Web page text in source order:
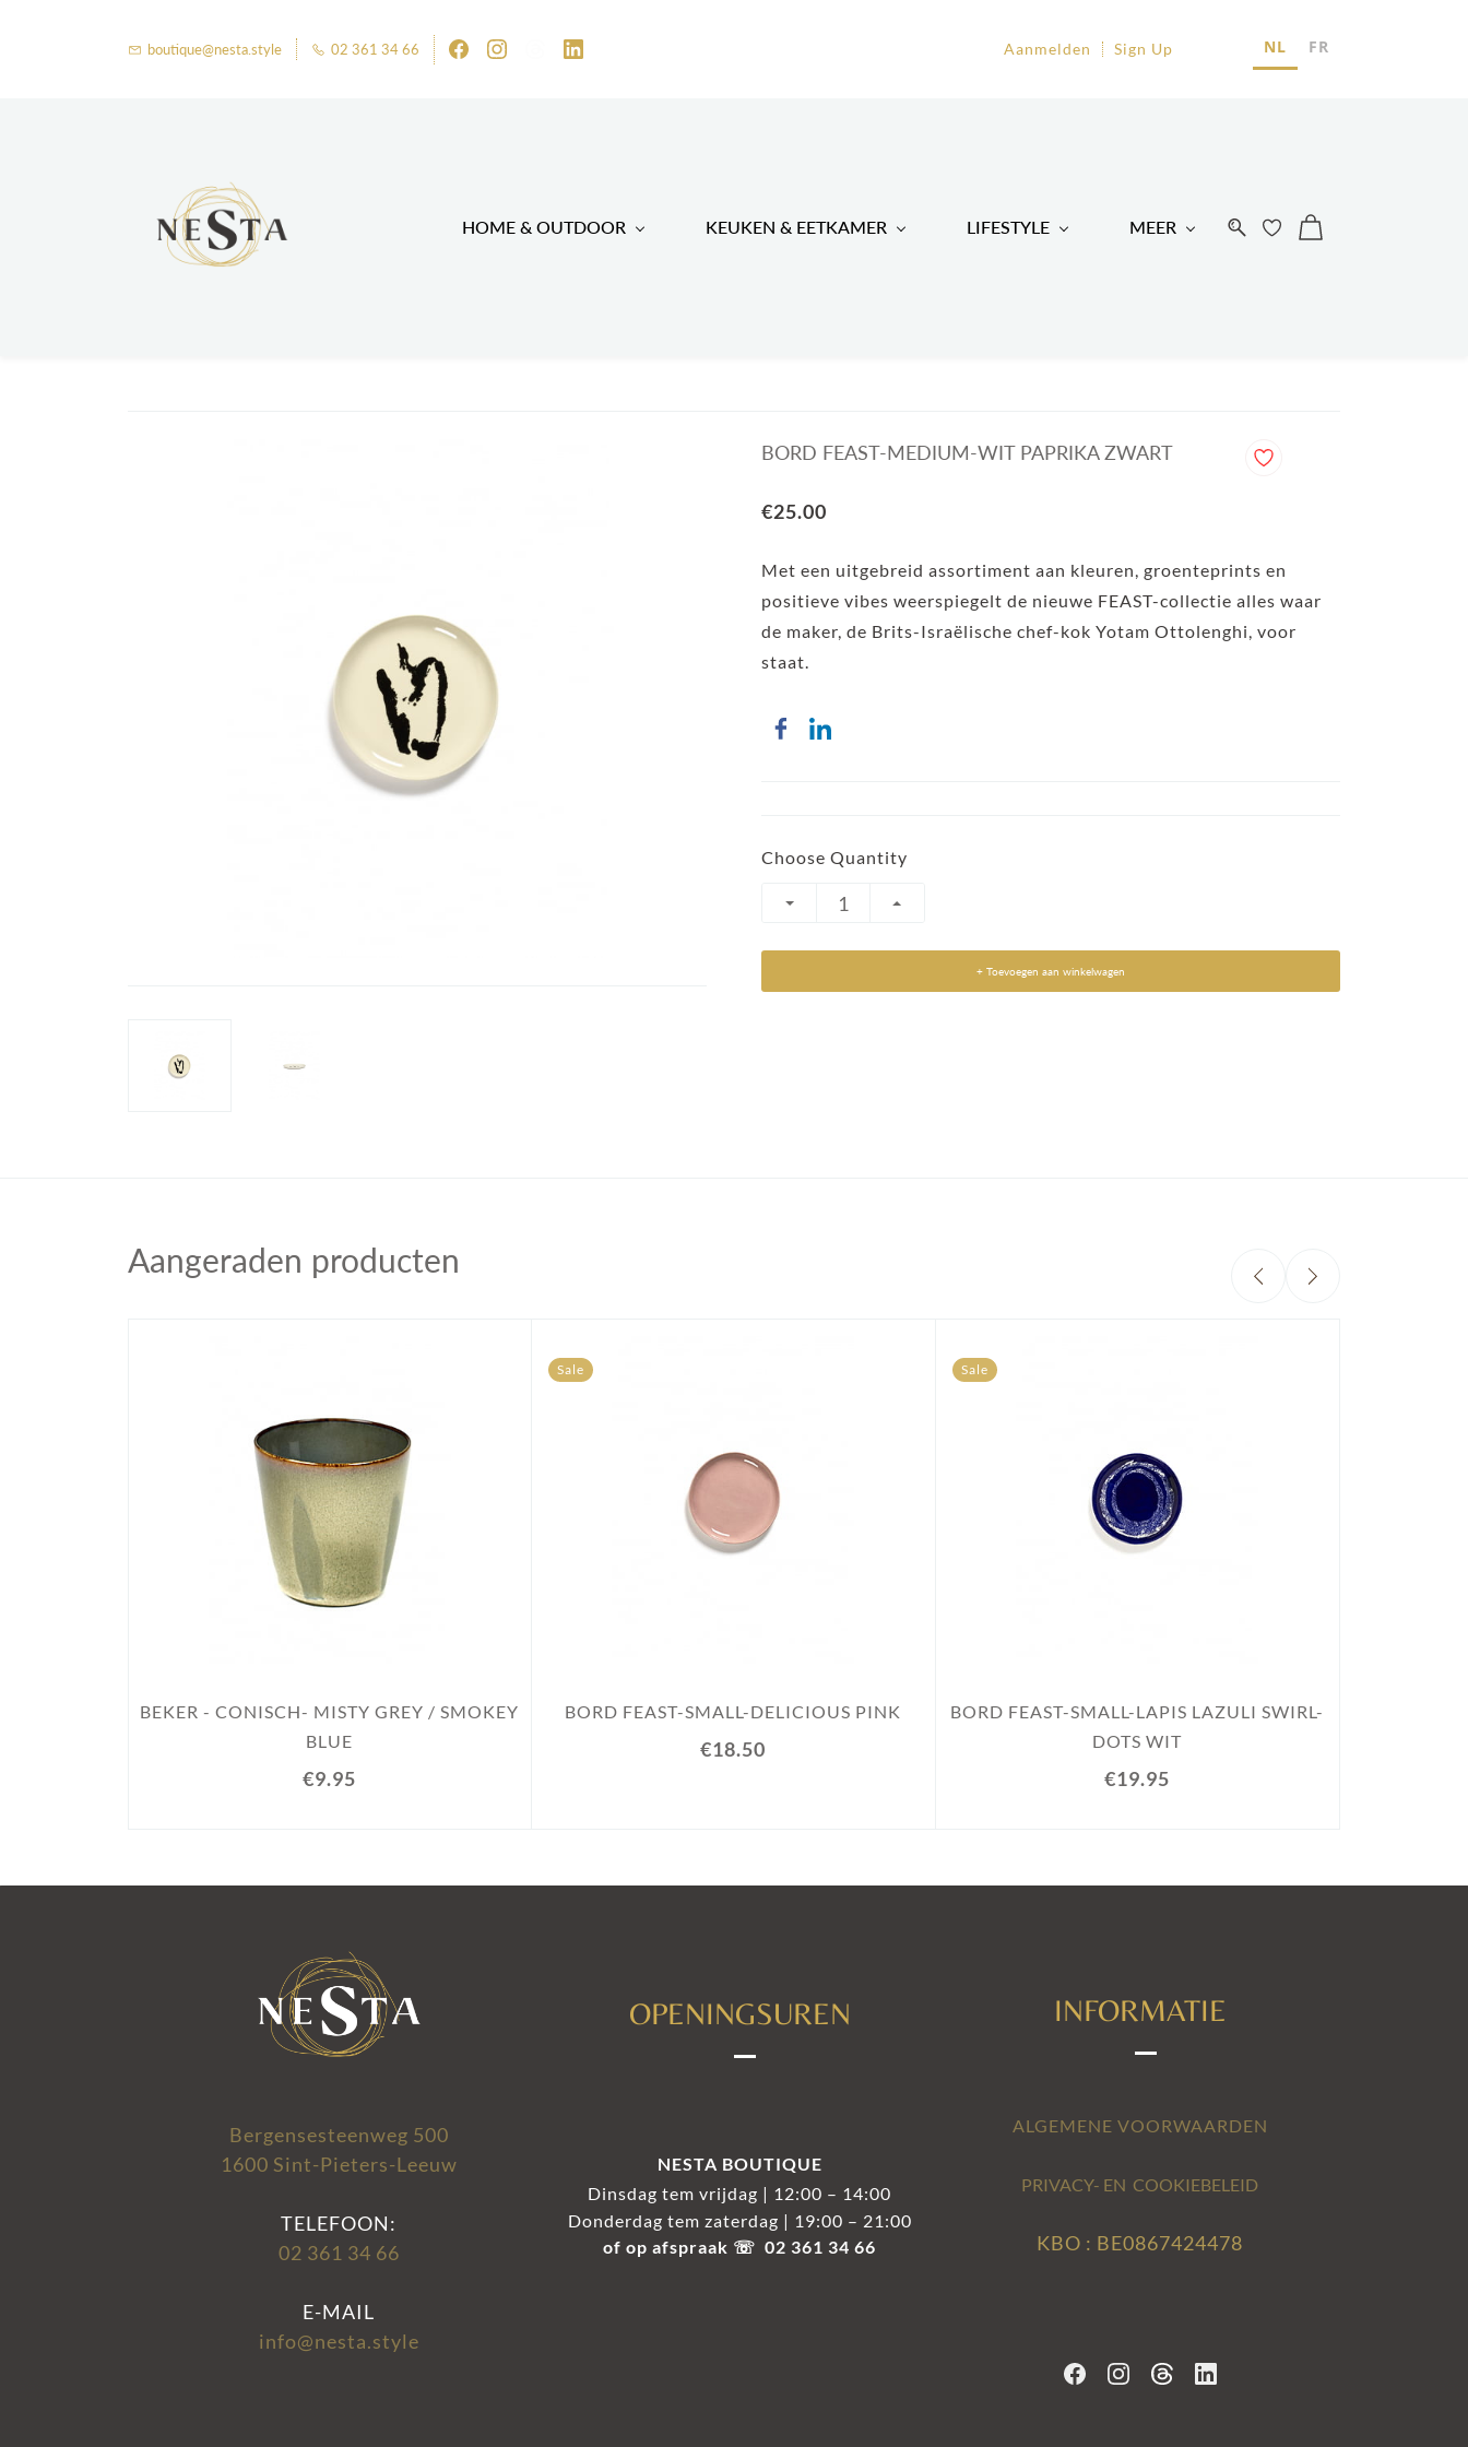
boutique@nesta.style 02 361 34 66 Aanmelden Sign Up NL FR
HOME & OUTDOOR KEUKEN & EETKAMER LIFESTYLE MEER
BORD FEAST-MEDIUM-WIT PAPRIKA ZWART
€25.00
Met een uitgebreid assortiment aan kleuren, groenteprints en
positieve vibes weerspiegelt de nieuwe FEAST-collectie alles waar
de maker, de Brits-Israëlische chef-kok Yotam Ottolenghi, voor
staat.
Choose Quantity
+ Toevoegen aan winkelwagen
Aangeraden producten
BEKER - CONISCH- MISTY GREY / SMOKEY
BLUE
€9.95
Sale
BORD FEAST-SMALL-DELICIOUS PINK
€18.50
Sale
BORD FEAST-SMALL-LAPIS LAZULI SWIRL-
DOTS WIT
€19.95
Bergensesteenweg 500
1600 Sint-Pieters-Leeuw
TELEFOON:
02 361 34 66
E-MAIL
info@nesta.style
OPENINGSUREN
NESTA BOUTIQUE
Dinsdag tem vrijdag | 12:00 – 14:00
Donderdag tem zaterdag | 19:00 – 21:00
of op afspraak ☏ 02 361 34 66
INFORMATIE
ALGEMENE VOORWAARDEN
PRIVACY- EN COOKIEBELEID
KBO : BE0867424478